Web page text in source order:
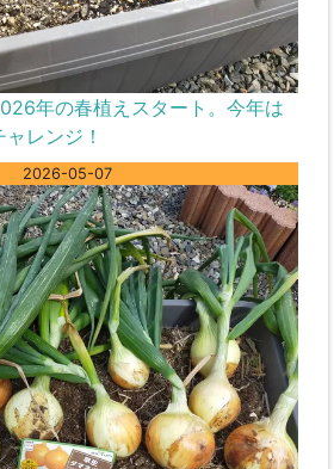
年の春植えスタート。今年は
レンジ！
2026-05-07